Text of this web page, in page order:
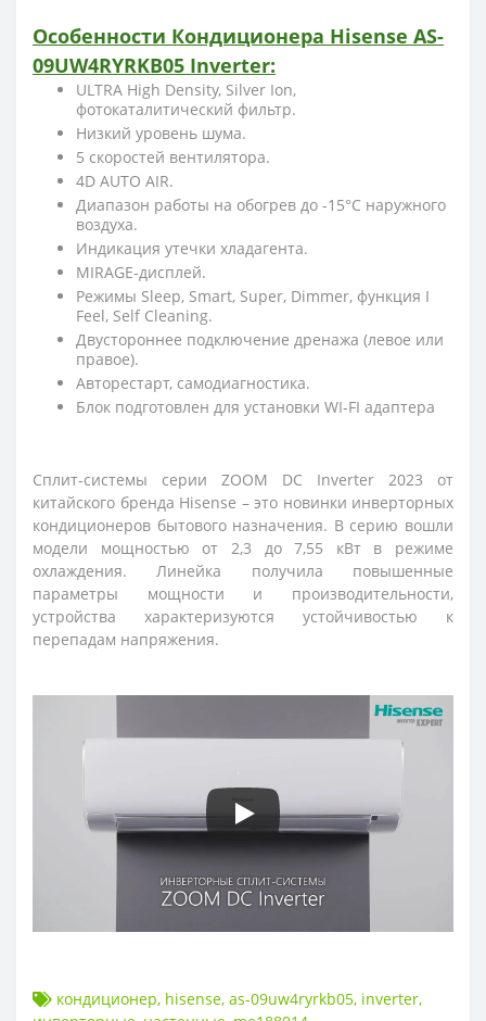
Особенности Кондиционера Hisense AS-
09UW4RYRKB05 Inverter:
ULTRA High Density, Silver Ion,
фотокаталитический фильтр.
Низкий уровень шума.
5 скоростей вентилятора.
4D AUTO AIR.
Диапазон работы на обогрев до -15°C наружного
воздуха.
Индикация утечки хладагента.
MIRAGE-дисплей.
Режимы Sleep, Smart, Super, Dimmer, функция I
Feel, Self Cleaning.
Двустороннее подключение дренажа (левое или
правое).
Авторестарт, самодиагностика.
Блок подготовлен для установки WI-FI адаптера
Сплит-системы серии ZOOM DC Inverter 2023 от
китайского бренда Hisense – это новинки инверторных
кондиционеров бытового назначения. В серию вошли
модели мощностью от 2,3 до 7,55 кВт в режиме
охлаждения. Линейка получила повышенные
параметры мощности и производительности,
устройства характеризуются устойчивостью к
перепадам напряжения.
кондиционер, hisense, as-09uw4ryrkb05, inverter,